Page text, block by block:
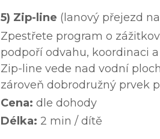
5) Zip-line (lanový přejezd
Zpestřete program o
podpoří odvahu, koordinaci
Zip-line vede nad vodní
zároveň dobrodružný prvek
Cena: dle dohody
Délka: 2 min / dítě